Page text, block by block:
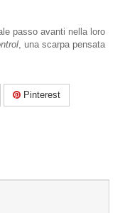
passo avanti nella loro
, una scarpa pensata
Pinterest